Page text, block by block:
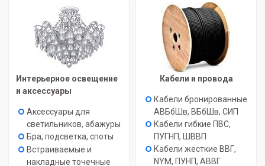
Интерьерное освещение
и аксессуары
Аксессуары для
светильников, абажуры
Бра, подсветка, споты
Встраиваемые и
накладные точечные
Кабели и провода
Кабели бронированные
АВБбШв, ВБбШв, СИП
Кабели гибкие ПВС,
ПУГНП, ШВВП
Кабели жесткие ВВГ,
NYM, ПУНП, АВВГ